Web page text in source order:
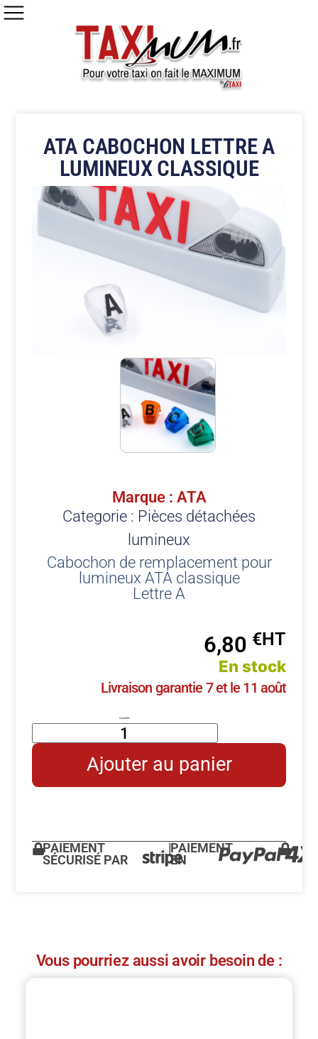
ATA CABOCHON LETTRE A
LUMINEUX CLASSIQUE
Marque : ATA
Categorie : Pièces détachées
lumineux
Cabochon de remplacement pour
lumineux ATA classique
Lettre A
6,80€
En stock
Livraison garantie 7 et le 11 août
Ajouter au panier
PAIEMENT
SÉCURISÉ PAR
|PAIEMENT
EN
Vous pourriez aussi avoir besoin de :